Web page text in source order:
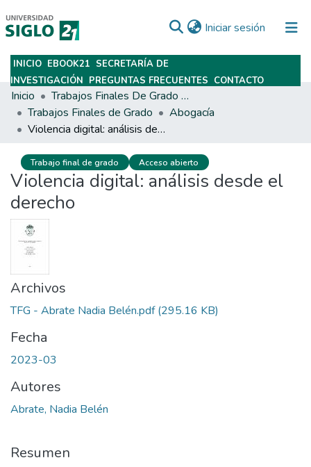
Iniciar sesión (current)
Subir
INICIO EBOOK21 SECRETARÍA DE
INVESTIGACIÓN PREGUNTAS FRECUENTES CONTACTO
Inicio
Trabajos Finales De Grado Y Posgrado
Trabajos Finales de Grado
Abogacía
Violencia digital: análisis desde el derecho
Trabajo final de grado Acceso abierto
Violencia digital: análisis desde el
derecho
Archivos
TFG - Abrate Nadia Belén.pdf(295.16 KB)
Fecha
2023-03
Autores
Abrate, Nadia Belén
Resumen